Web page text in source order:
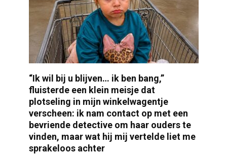
“Ik wil bij u blijven… ik ben bang,”
fluisterde een klein meisje dat
plotseling in mijn winkelwagentje
verscheen: ik nam contact op met een
bevriende detective om haar ouders te
vinden, maar wat hij mij vertelde liet me
sprakeloos achter